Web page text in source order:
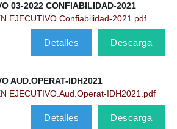
03-2022 CONFIABILIDAD-2021
EJECUTIVO.Confiabilidad-2021.pdf
Descarga
Detalles
AUD.OPERAT-IDH2021
EJECUTIVO.Aud.Operat-IDH2021.pdf
Descarga
Detalles